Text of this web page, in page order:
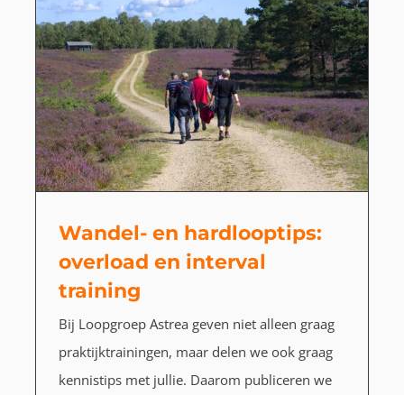
Wandel- en hardlooptips:
overload en interval
training
Bij Loopgroep Astrea geven niet alleen graag
praktijktrainingen, maar delen we ook graag
kennistips met jullie. Daarom publiceren we